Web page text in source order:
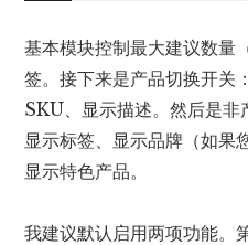
基本模块控制最大建议数量
签。接下来是产品切换开关
SKU、显示描述。然后是非
显示标签、显示品牌（如果
显示特色产品。
我建议默认启用两项功能。